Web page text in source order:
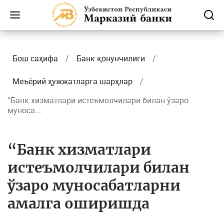
Бош саҳифа Банк қонунчилиги
Меъёрий ҳужжатларга шарҳлар
“Банк хизматлари истеъмолчилари билан ўзаро
муноса...
“Банк хизматлари
истеъмолчилари билан
ўзаро муносабатларни
амалга оширишда